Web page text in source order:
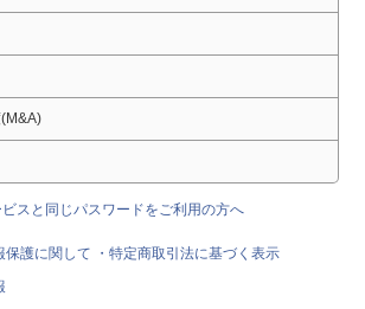
スと同じパスワードをご利用の方へ
保護に関して
・特定商取引法に基づく表示